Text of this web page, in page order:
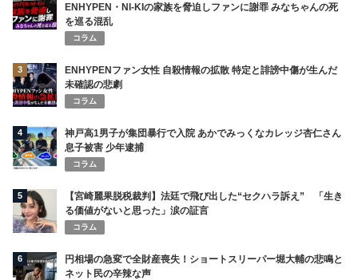
ENHYPEN・NI-KIの家族を脅迫しファンに謝罪 みなちゃんの死
を巡る混乱
コラム
3
ENHYPENファン女性 自殺情報の拡散 特定と誹謗中傷が生んだ
未確認の悲劇
コラム
4
神戸高1男子が集団暴行で入院 あかでみっくなカレッジ杏仁さん
息子被害 少年逮捕
コラム
5
【宮崎麗果脱税裁判】法廷で飛び出した“セクハラ訴え” 「生き
る価値がないと思った」涙の証言
コラム
6
円相場の急変で全財産喪失！ショートスリーパー堀大輔の悲鳴と
ネット民の辛辣な声